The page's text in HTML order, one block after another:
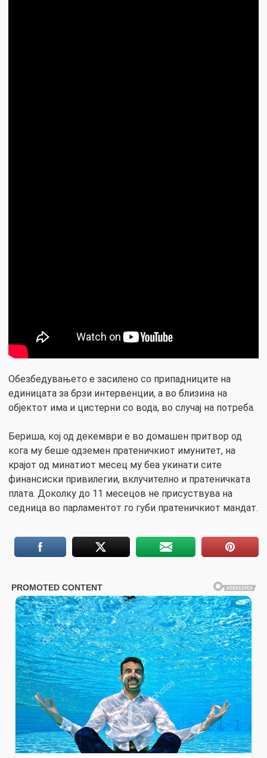
Обезбедувањето е засилено со припадниците на
единицата за брзи интервенции, а во близина на
објектот има и цистерни со вода, во случај на потреба.
Бериша, кој од декември е во домашен притвор од
кога му беше одземен пратеничкиот имунитет, на
крајот од минатиот месец му беа укинати сите
финансиски привилегии, вклучително и пратеничката
плата. Доколку до 11 месецов не присуствува на
седница во парламентот го губи пратеничкиот мандат.